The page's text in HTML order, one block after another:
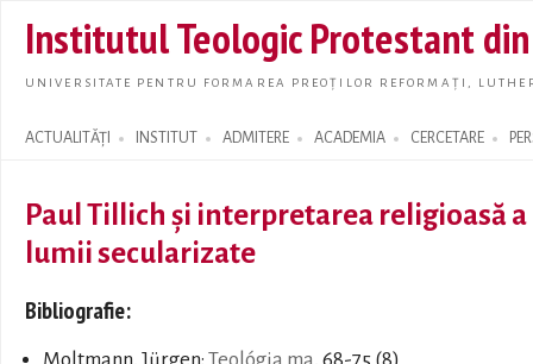
main
Institutul Teologic Protestant
UNIVERSITATE PENTRU FORMAREA PREOȚILOR REFORMAȚI,
ACTUALITĂȚI INSTITUT ADMITERE ACADEMIA CERCETARE
Search form
Paul Tillich și interpretarea religioasă a
lumii secularizate
Bibliografie: